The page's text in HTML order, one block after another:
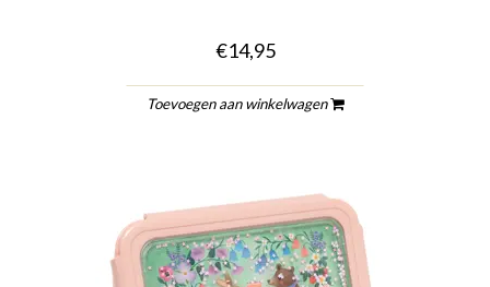
€14,95
Toevoegen aan winkelwagen